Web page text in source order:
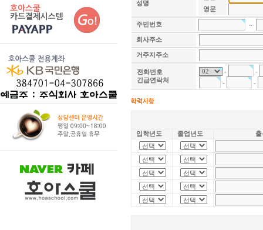
성명
영문
주민번호 ~
회사주소
거주지주소
전화번호
긴급연락처
-
-
-
-
학력사항
입학년도 졸업년도 출